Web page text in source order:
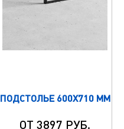
ПОДСТОЛЬЕ 600Х710 ММ
ОТ 3897 РУБ.